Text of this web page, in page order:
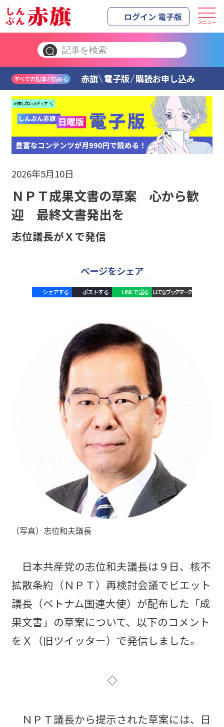
ログイン 電子版 メニュー
すべての記事が読める 赤旗 電子版 購読お申し込み
2026年5月10日
ＮＰＴ成果文書の草案 心から歓
迎 最終文書発出を
志位議長がＸで発信
ページをシェア
シェアする ポストする LINEで送る はてなブックマーク
（写真）志位和夫議長
日本共産党の志位和夫議長は９日、核不
拡散条約（ＮＰＴ）再検討会議でビエット
議長（ベトナム国連大使）が配布した「成
果文書」の草案について、以下のコメント
をＸ（旧ツイッター）で発信しました。
◇
ＮＰＴ議長から提示された草案には、日